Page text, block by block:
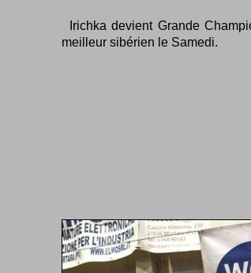
Irichka devient Grande
meilleur sibérien le Samedi.